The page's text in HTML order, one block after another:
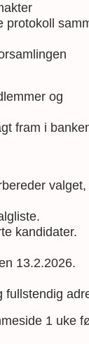
protokoll
og
fram i
kandidater.
13.2.2026.
fullstendig
1 uke